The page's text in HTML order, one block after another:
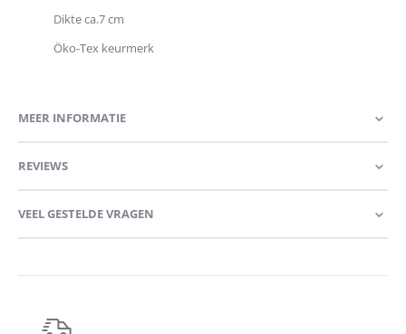
Dikte ca.7 cm
Öko-Tex keurmerk
MEER INFORMATIE
REVIEWS
VEEL GESTELDE VRAGEN